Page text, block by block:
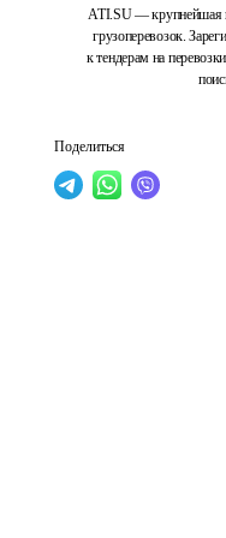
ATI.SU — крупнейшая
грузоперевозок.
к тендерам на
Поделиться